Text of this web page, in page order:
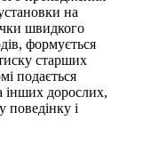
на
швидкого
формується
старших
подається
інших дорослих,
і